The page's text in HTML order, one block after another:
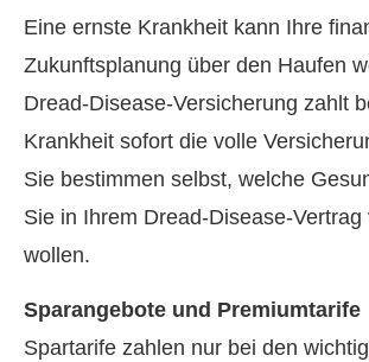
Eine ernste Krankheit kann Ihre
Zukunftsplanung über den Haufen
Dread-Disease-Versicherung zahlt
Krankheit sofort die volle
Sie bestimmen selbst, welche
Sie in Ihrem Dread-Disease-Vertrag
wollen.
Sparangebote und Premiumtarife
Spartarife zahlen nur bei den